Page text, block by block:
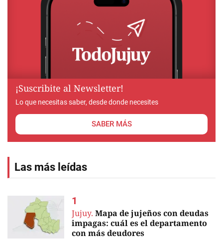
¡Suscribite al Newsletter!
Lo que necesitas saber, desde donde necesites
SABER MÁS
Las más leídas
Jujuy. Mapa de jujeños con deudas
impagas: cuál es el departamento
con más deudores